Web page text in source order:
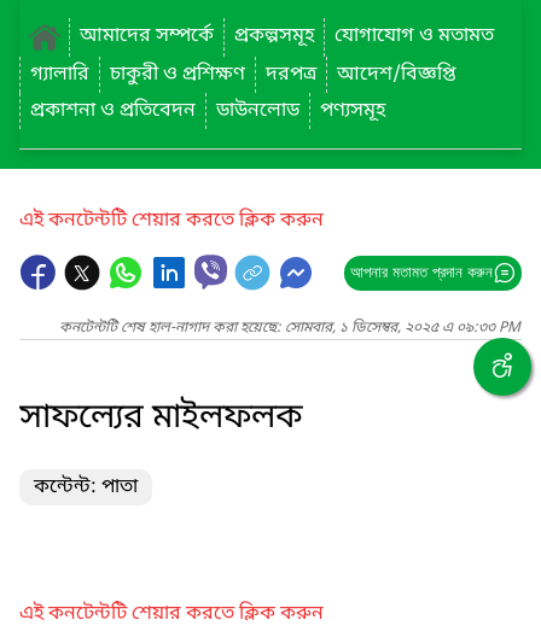
আমাদের সম্পর্কে
প্রকল্পসমূহ
যোগাযোগ ও মতামত
গ্যালারি
চাকুরী ও প্রশিক্ষণ দরপত্র
আদেশ/বিজ্ঞপ্তি
প্রকাশনা ও প্রতিবেদন
ডাউনলোড পণ্যসমূহ
এই কনটেন্টটি শেয়ার করতে ক্লিক করুন
আপনার মতামত প্রদান করুন
কনটেন্টটি শেষ হাল-নাগাদ করা হয়েছে: সোমবার, ১ ডিসেম্বর, ২০২৫ এ ০৯:৩৩ PM
সাফল্যের মাইলফলক
কন্টেন্ট: পাতা
এই কনটেন্টটি শেয়ার করতে ক্লিক করুন